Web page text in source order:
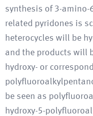
synthesis of 3-amino-
related pyridones is
heterocycles will be
and the products will
hydroxy- or
be seen as
hydroxy-5-